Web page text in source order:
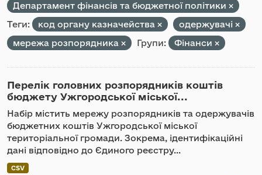
Департамент фінансів та бюджетної політики
Теги:
код органу казначейства
одержувачі
мережа розпорядника
Групи: Фінанси
Перелік головних розпорядників коштів
бюджету Ужгородської міської...
Набір містить мережу розпорядників та одержувачів
бюджетних коштів Ужгородської міської
територіальної громади. Зокрема, ідентифікаційні
дані відповідно до Єдиного реєстру...
CSV